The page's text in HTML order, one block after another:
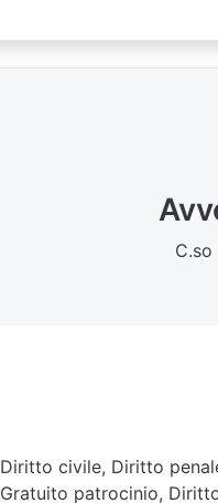
Diritto civile, Diritto
Gratuito patrocinio,